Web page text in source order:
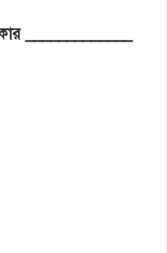
_____________